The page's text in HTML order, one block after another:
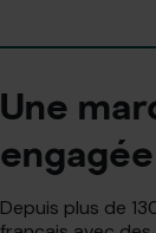
Une
engagée
Depuis plus de